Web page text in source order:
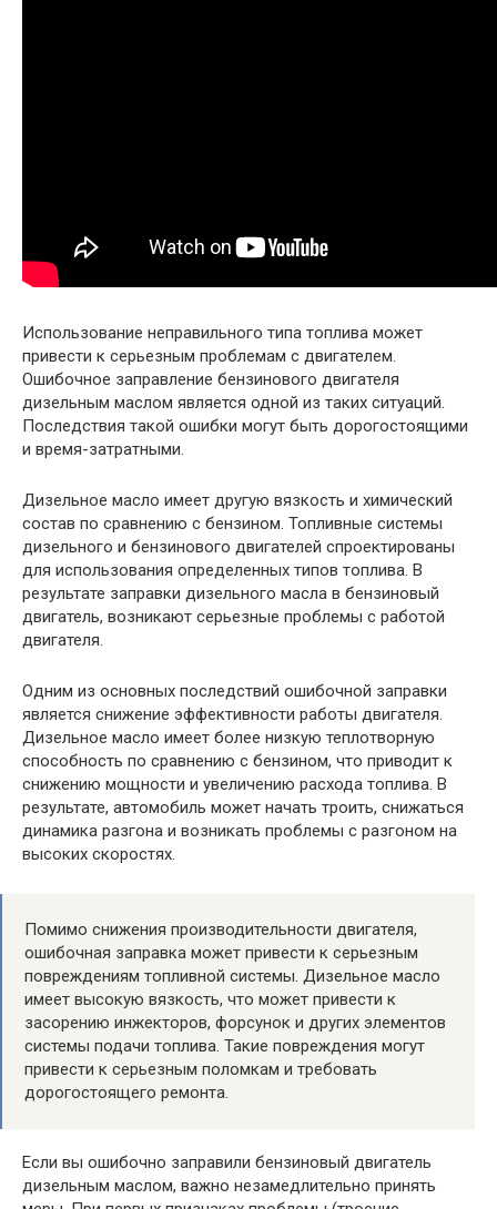
Использование неправильного типа топлива может
привести к серьезным проблемам с двигателем.
Ошибочное заправление бензинового двигателя
дизельным маслом является одной из таких ситуаций.
Последствия такой ошибки могут быть дорогостоящими
и время-затратными.
Дизельное масло имеет другую вязкость и химический
состав по сравнению с бензином. Топливные системы
дизельного и бензинового двигателей спроектированы
для использования определенных типов топлива. В
результате заправки дизельного масла в бензиновый
двигатель, возникают серьезные проблемы с работой
двигателя.
Одним из основных последствий ошибочной заправки
является снижение эффективности работы двигателя.
Дизельное масло имеет более низкую теплотворную
способность по сравнению с бензином, что приводит к
снижению мощности и увеличению расхода топлива. В
результате, автомобиль может начать троить, снижаться
динамика разгона и возникать проблемы с разгоном на
высоких скоростях.
Помимо снижения производительности двигателя,
ошибочная заправка может привести к серьезным
повреждениям топливной системы. Дизельное масло
имеет высокую вязкость, что может привести к
засорению инжекторов, форсунок и других элементов
системы подачи топлива. Такие повреждения могут
привести к серьезным поломкам и требовать
дорогостоящего ремонта.
Если вы ошибочно заправили бензиновый двигатель
дизельным маслом, важно незамедлительно принять